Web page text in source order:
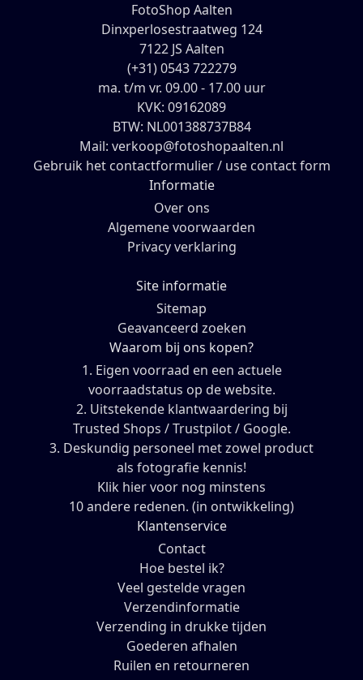
FotoShop Aalten
Dinxperlosestraatweg 124
7122 JS Aalten
(+31) 0543 722279
ma. t/m vr. 09.00 - 17.00 uur
KVK: 09162089
BTW: NL001388737B84
Mail: verkoop@fotoshopaalten.nl
Gebruik het contactformulier / use contact form
Informatie
Over ons
Algemene voorwaarden
Privacy verklaring
Site informatie
Sitemap
Geavanceerd zoeken
Waarom bij ons kopen?
1. Eigen voorraad en een actuele
voorraadstatus op de website.
2. Uitstekende klantwaardering bij
Trusted Shops / Trustpilot / Google.
3. Deskundig personeel met zowel product
als fotografie kennis!
Klik hier voor nog minstens
10 andere redenen. (in ontwikkeling)
Klantenservice
Contact
Hoe bestel ik?
Veel gestelde vragen
Verzendinformatie
Verzending in drukke tijden
Goederen afhalen
Ruilen en retourneren